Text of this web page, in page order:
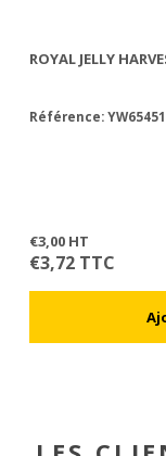
ROYAL JELLY
Référence: YW65451
€3,00 HT
€3,72 TTC